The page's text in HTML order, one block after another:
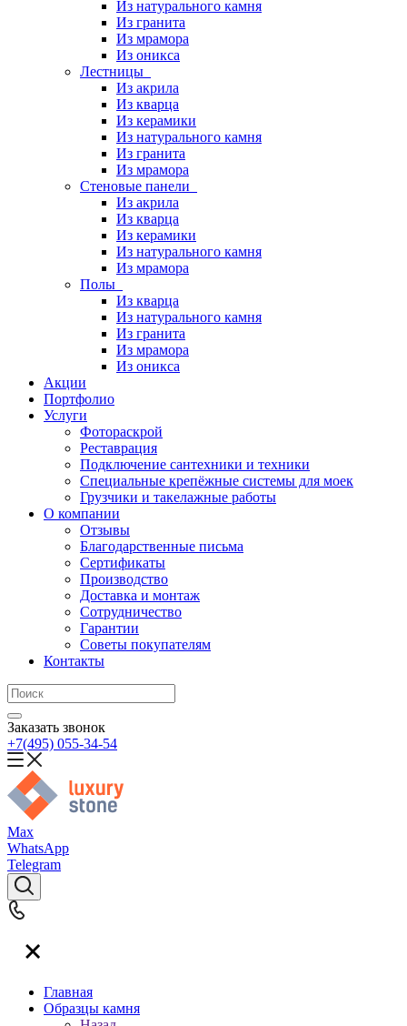
Из натурального камня
Из гранита
Из мрамора
Из оникса
Лестницы
Из акрила
Из кварца
Из керамики
Из натурального камня
Из гранита
Из мрамора
Стеновые панели
Из акрила
Из кварца
Из керамики
Из натурального камня
Из мрамора
Полы
Из кварца
Из натурального камня
Из гранита
Из мрамора
Из оникса
Акции
Портфолио
Услуги
Фотораскрой
Реставрация
Подключение сантехники и техники
Специальные крепёжные системы для моек
Грузчики и такелажные работы
О компании
Отзывы
Благодарственные письма
Сертификаты
Производство
Доставка и монтаж
Сотрудничество
Гарантии
Советы покупателям
Контакты
Заказать звонок
+7(495) 055-34-54
Max
WhatsApp
Telegram
Главная
Образцы камня